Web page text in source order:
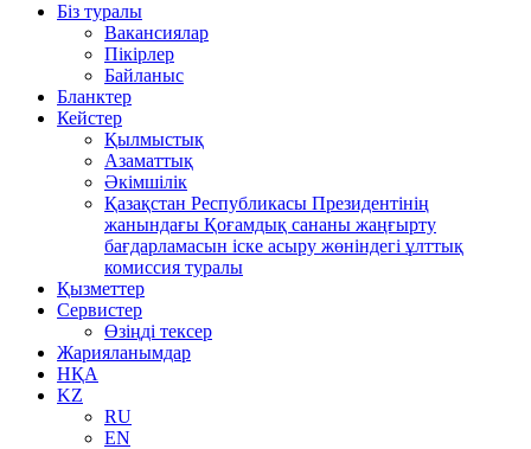
Біз туралы
Вакансиялар
Пікірлер
Байланыс
Бланктер
Кейстер
Қылмыстық
Азаматтық
Әкімшілік
Қазақстан Республикасы Президентінің
жанындағы Қоғамдық сананы жаңғырту
бағдарламасын іске асыру жөніндегі ұлттық
комиссия туралы
Қызметтер
Сервистер
Өзіңді тексер
Жарияланымдар
НҚА
KZ
RU
EN